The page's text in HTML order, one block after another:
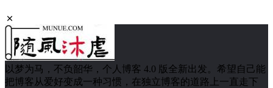
以梦为马，不负韶华，个人博客 4.0 版全新出发。希望自己能
把博客从爱好变成一种习惯，在独立博客的道路上一直走下